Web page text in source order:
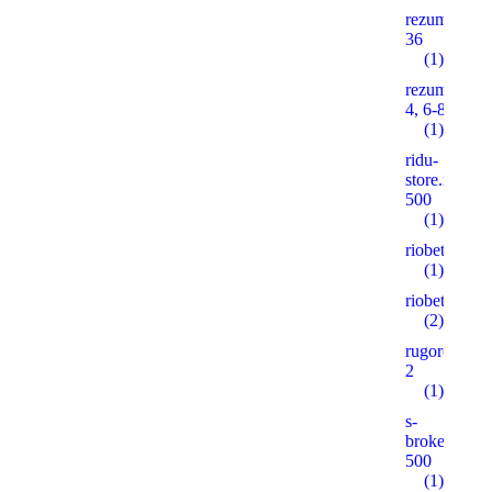
36
(1)
4, 6-8, 10
(1)
ridu-
store.ruonas
500
(1)
riobet5.pro
(1)
riobet5.xyz
(2)
rugorod.info
2
(1)
s-
500
(1)